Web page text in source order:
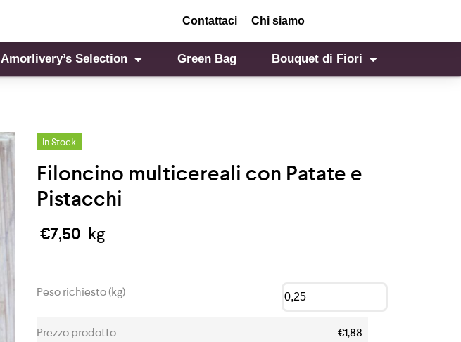
Contattaci Chi siamo
Amorlivery’s Selection Green Bag Bouquet di Fiori
In Stock
Filoncino multicereali con Patate e
Pistacchi
€7,50 kg
Peso richiesto (kg)
Prezzo prodotto €1,88